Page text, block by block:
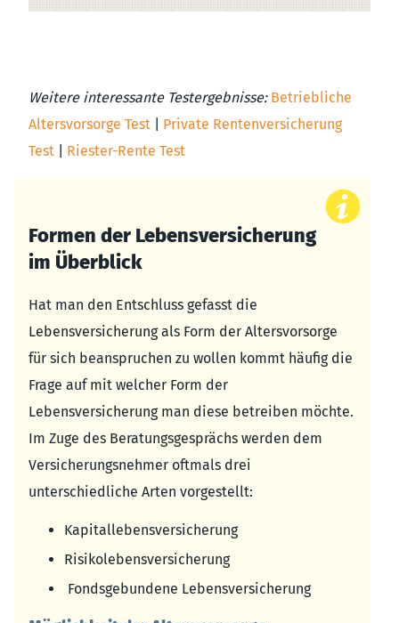
Weitere interessante Testergebnisse: Betriebliche
Altersvorsorge Test
Private Rentenversicherung
Test
Riester-Rente Test
Formen der Lebensversicherung
im Überblick
Hat man den Entschluss gefasst die
Lebensversicherung als Form der Altersvorsorge
für sich beanspruchen zu wollen kommt häufig die
Frage auf mit welcher Form der
Lebensversicherung man diese betreiben möchte.
Im Zuge des Beratungsgesprächs werden dem
Versicherungsnehmer oftmals drei
unterschiedliche Arten vorgestellt:
Kapitallebensversicherung
Risikolebensversicherung
Fondsgebundene Lebensversicherung